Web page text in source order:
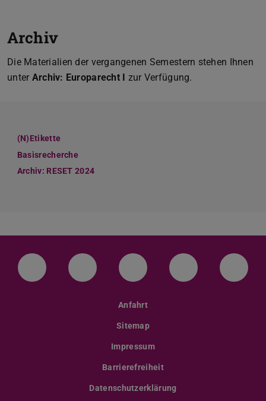
Archiv
Die Materialien der vergangenen Semestern stehen Ihnen
unter Archiv: Europarecht I zur Verfügung.
(N)Etikette
Basisrecherche
Archiv: RESET 2024
LinkedIn-Seite der TU Darmstadt
Instagram-Kanal der TU
Bluesky-Kanal der TU
Facebook-
Anfahrt
Sitemap
Impressum
Barrierefreiheit
Datenschutzerklärung